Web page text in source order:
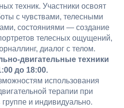
техник. Участники освоят
с чувствами, телесными
состояниями — создание
телесных ощущений,
диалог с телом.
двигательные техники
до 18:00.
использования
терапии при
и индивидуально.